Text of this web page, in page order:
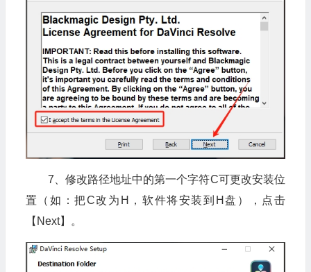
7、修改路径地址中的第一个字符C可更改安装位
置（如：把C改为H，软件将安装到H盘），点击
【Next】。